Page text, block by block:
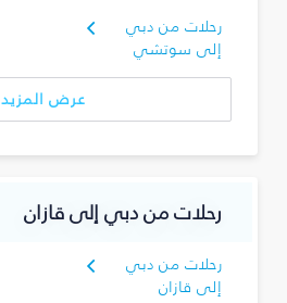
رحلات من دبي
إلى سوتشي
عرض المزيد
رحلات من دبي إلى قازان
رحلات من دبي
إلى قازان